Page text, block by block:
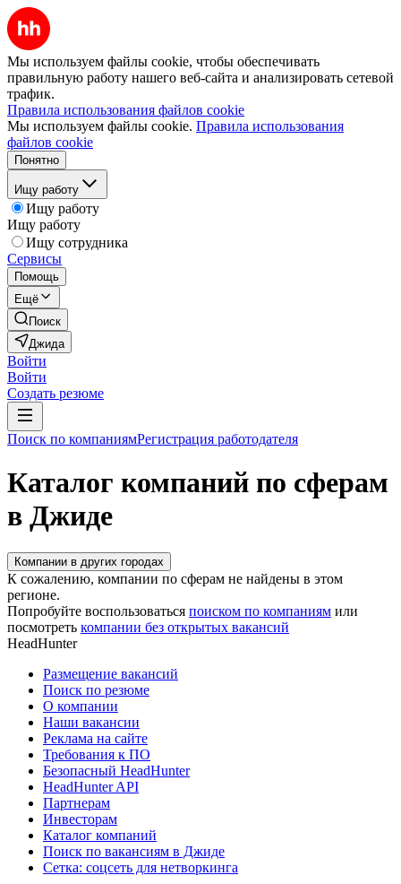
Мы используем файлы cookie, чтобы обеспечивать
правильную работу нашего веб-сайта и анализировать сетевой
трафик.
Правила использования файлов cookie
Мы используем файлы cookie. Правила использования
файлов cookie
Понятно
Ищу работу
Ищу работу
Ищу работу
Ищу сотрудника
Сервисы
Помощь
Ещё
Поиск
Джида
Войти
Войти
Создать резюме
Поиск по компаниямРегистрация работодателя
Каталог компаний по сферам
в Джиде
Компании в других городах
К сожалению, компании по сферам не найдены в этом
регионе.
Попробуйте воспользоваться поиском по компаниям или
посмотреть компании без открытых вакансий
HeadHunter
Размещение вакансий
Поиск по резюме
О компании
Наши вакансии
Реклама на сайте
Требования к ПО
Безопасный HeadHunter
HeadHunter API
Партнерам
Инвесторам
Каталог компаний
Поиск по вакансиям в Джиде
Сетка: соцсеть для нетворкинга